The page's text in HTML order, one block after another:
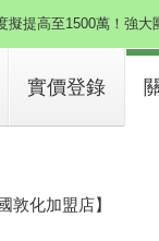
擬提高至1500萬！強
總價首度排富限制！想
實價登錄
敦化加盟店】